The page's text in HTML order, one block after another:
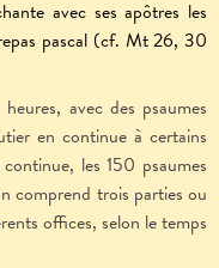
avec ses apôtres les
pascal (cf. Mt 26, 30
avec des psaumes
en continue à certains
les 150 psaumes
comprend trois parties ou
offices, selon le temps